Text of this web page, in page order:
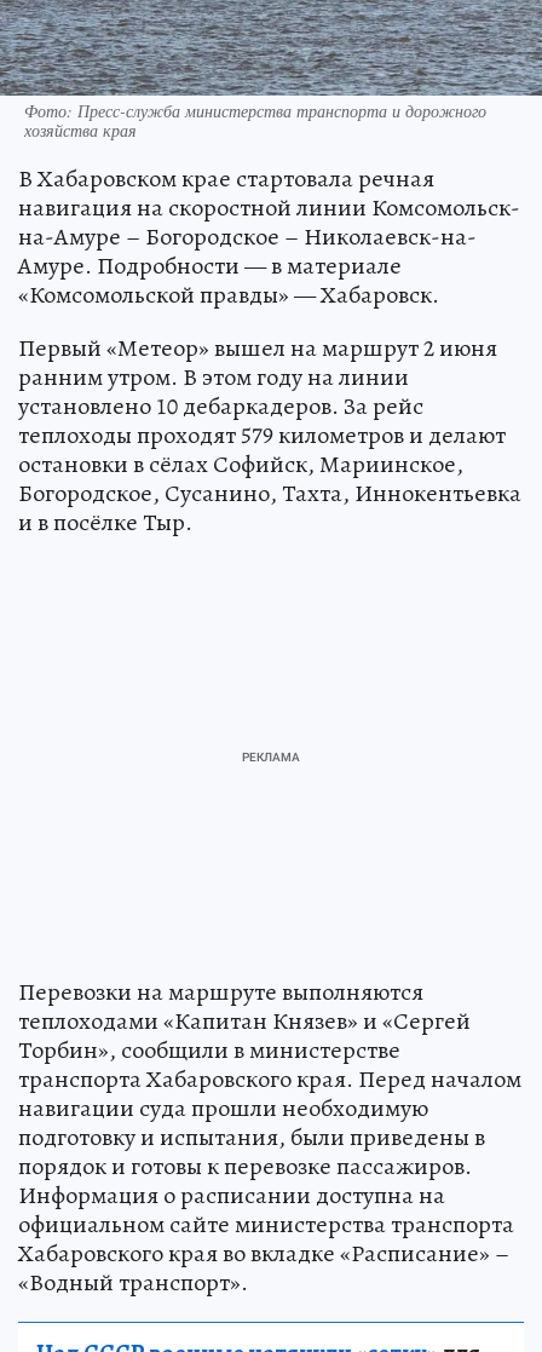
Фото: Пресс-служба министерства транспорта и дорожного
хозяйства края
В Хабаровском крае стартовала речная
навигация на скоростной линии Комсомольск-
на-Амуре – Богородское – Николаевск-на-
Амуре. Подробности — в материале
«Комсомольской правды» — Хабаровск.
Первый «Метеор» вышел на маршрут 2 июня
ранним утром. В этом году на линии
установлено 10 дебаркадеров. За рейс
теплоходы проходят 579 километров и делают
остановки в сёлах Софийск, Мариинское,
Богородское, Сусанино, Тахта, Иннокентьевка
и в посёлке Тыр.
Перевозки на маршруте выполняются
теплоходами «Капитан Князев» и «Сергей
Торбин», сообщили в министерстве
транспорта Хабаровского края. Перед началом
навигации суда прошли необходимую
подготовку и испытания, были приведены в
порядок и готовы к перевозке пассажиров.
Информация о расписании доступна на
официальном сайте министерства транспорта
Хабаровского края во вкладке «Расписание» –
«Водный транспорт».